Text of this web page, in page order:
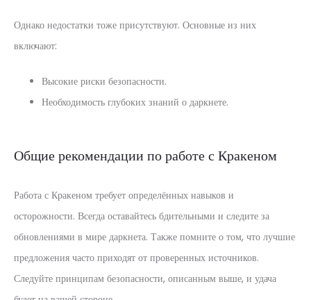
Однако недостатки тоже присутствуют. Основные из них
включают:
Высокие риски безопасности.
Необходимость глубоких знаний о даркнете.
Общие рекомендации по работе с Кракеном
Работа с Кракеном требует определённых навыков и
осторожности. Всегда оставайтесь бдительными и следите за
обновлениями в мире даркнета. Также помните о том, что лучшие
предложения часто приходят от проверенных источников.
Следуйте принципам безопасности, описанным выше, и удача